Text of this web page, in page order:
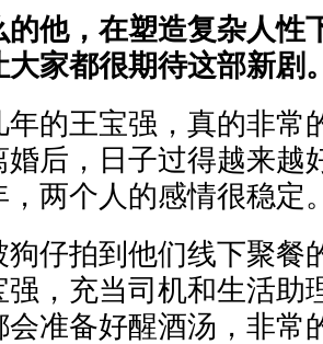
他，在塑造复杂人性
大家都很期待这部新剧
的王宝强，真的非常
婚后，日子过得越来越
，两个人的感情很稳定
仔拍到他们线下聚餐
，充当司机和生活助
会准备好醒酒汤，非常